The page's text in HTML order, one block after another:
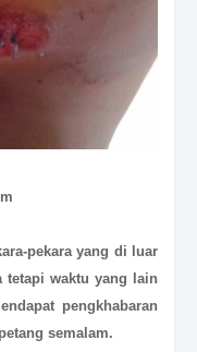
pekara yang di luar
tetapi waktu yang lain
pengkhabaran
semalam.